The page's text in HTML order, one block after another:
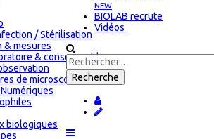
NEW
BIOLAB recrute
Vidéos
/ Stérilisation
& mesures
& consommables
de microscopie
biologiques